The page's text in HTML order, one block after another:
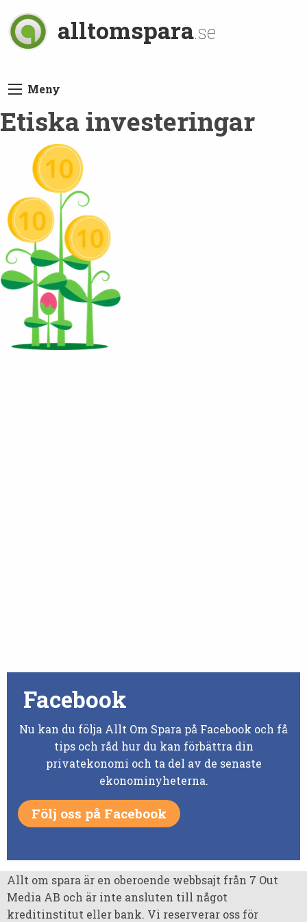
alltomspara.se
Meny
Etiska investeringar
Facebook
Nu kan du följa Allt Om Spara på Facebook och få
tips och råd hur du kan förbättra din
privatekonomi och ta del av de senaste
ekonominyheterna.
Följ oss på Facebook
Allt om spara är en oberoende webbsajt från 7 Out
Media AB och är inte ansluten till något
kreditinstitut eller bank. Vi reserverar oss för